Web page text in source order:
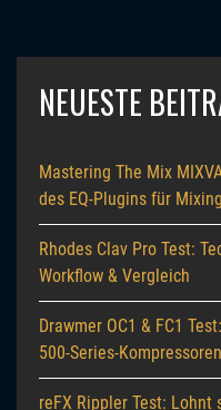
NEUESTE
Mastering The Mix
des EQ-Plugins für
Rhodes Clav Pro Test:
Workflow & Vergleich
Drawmer OC1 & FC1
500-Series-Kompressoren
reFX Rippler Test: